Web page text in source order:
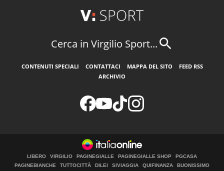
Cerca in Virgilio Sport...
CONTENUTI SPECIALI CONTATTACI MAPPA DEL SITO
FEED RSS
ARCHIVIO
LIBERO VIRGILIO PAGINEGIALLE PAGINEGIALLE SHOP
PGCASA
PAGINEBIANCHE
TUTTOCITTÀ DILEI SIVIAGGIA QUIFINANZA BUONISSIMO